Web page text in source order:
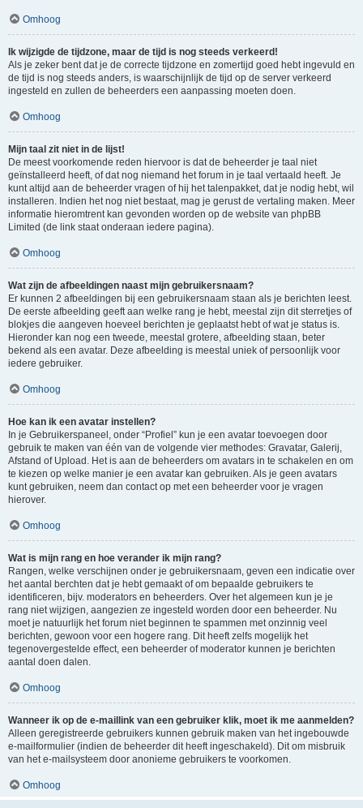
Omhoog
Ik wijzigde de tijdzone, maar de tijd is nog steeds verkeerd!
Als je zeker bent dat je de correcte tijdzone en zomertijd goed hebt ingevuld en
de tijd is nog steeds anders, is waarschijnlijk de tijd op de server verkeerd
ingesteld en zullen de beheerders een aanpassing moeten doen.
Omhoog
Mijn taal zit niet in de lijst!
De meest voorkomende reden hiervoor is dat de beheerder je taal niet
geïnstalleerd heeft, of dat nog niemand het forum in je taal vertaald heeft. Je
kunt altijd aan de beheerder vragen of hij het talenpakket, dat je nodig hebt, wil
installeren. Indien het nog niet bestaat, mag je gerust de vertaling maken. Meer
informatie hieromtrent kan gevonden worden op de website van phpBB
Limited (de link staat onderaan iedere pagina).
Omhoog
Wat zijn de afbeeldingen naast mijn gebruikersnaam?
Er kunnen 2 afbeeldingen bij een gebruikersnaam staan als je berichten leest.
De eerste afbeelding geeft aan welke rang je hebt, meestal zijn dit sterretjes of
blokjes die aangeven hoeveel berichten je geplaatst hebt of wat je status is.
Hieronder kan nog een tweede, meestal grotere, afbeelding staan, beter
bekend als een avatar. Deze afbeelding is meestal uniek of persoonlijk voor
iedere gebruiker.
Omhoog
Hoe kan ik een avatar instellen?
In je Gebruikerspaneel, onder “Profiel” kun je een avatar toevoegen door
gebruik te maken van één van de volgende vier methodes: Gravatar, Galerij,
Afstand of Upload. Het is aan de beheerders om avatars in te schakelen en om
te kiezen op welke manier je een avatar kan gebruiken. Als je geen avatars
kunt gebruiken, neem dan contact op met een beheerder voor je vragen
hierover.
Omhoog
Wat is mijn rang en hoe verander ik mijn rang?
Rangen, welke verschijnen onder je gebruikersnaam, geven een indicatie over
het aantal berchten dat je hebt gemaakt of om bepaalde gebruikers te
identificeren, bijv. moderators en beheerders. Over het algemeen kun je je
rang niet wijzigen, aangezien ze ingesteld worden door een beheerder. Nu
moet je natuurlijk het forum niet beginnen te spammen met onzinnig veel
berichten, gewoon voor een hogere rang. Dit heeft zelfs mogelijk het
tegenovergestelde effect, een beheerder of moderator kunnen je berichten
aantal doen dalen.
Omhoog
Wanneer ik op de e-maillink van een gebruiker klik, moet ik me aanmelden?
Alleen geregistreerde gebruikers kunnen gebruik maken van het ingebouwde
e-mailformulier (indien de beheerder dit heeft ingeschakeld). Dit om misbruik
van het e-mailsysteem door anonieme gebruikers te voorkomen.
Omhoog